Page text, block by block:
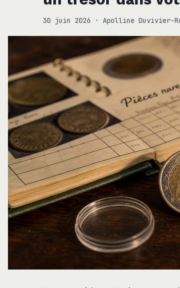
30 juin 2026 · Apolline Duvivier-